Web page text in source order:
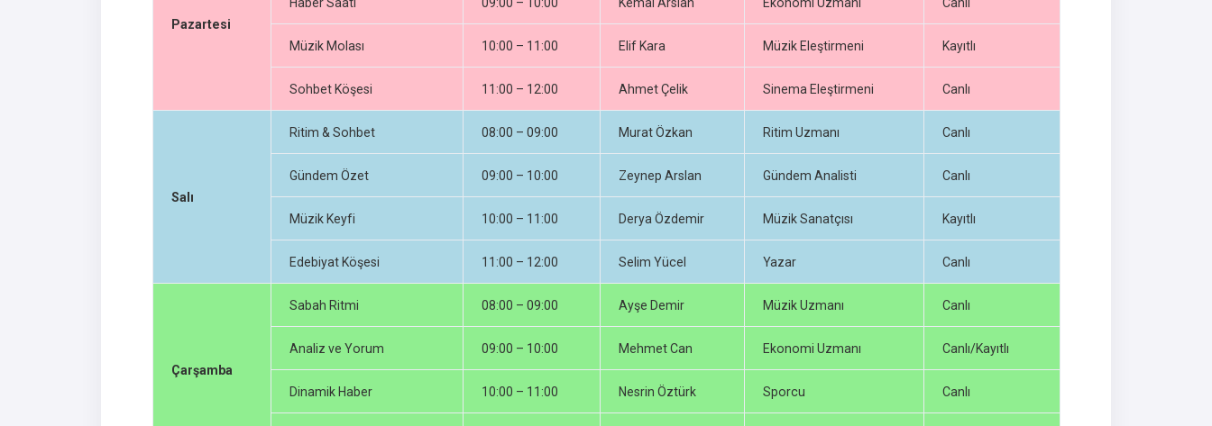
Pazartesi
Müzik Molası 10:00 – 11:00 Elif Kara Müzik Eleştirmeni Kayıtlı
Sohbet Köşesi 11:00 – 12:00 Ahmet Çelik Sinema Eleştirmeni Canlı
Salı
Ritim & Sohbet 08:00 – 09:00 Murat Özkan Ritim Uzmanı Canlı
Gündem Özet 09:00 – 10:00 Zeynep Arslan Gündem Analisti Canlı
Müzik Keyfi 10:00 – 11:00 Derya Özdemir Müzik Sanatçısı Kayıtlı
Edebiyat Köşesi 11:00 – 12:00 Selim Yücel Yazar Canlı
Çarşamba
Sabah Ritmi 08:00 – 09:00 Ayşe Demir Müzik Uzmanı Canlı
Analiz ve Yorum 09:00 – 10:00 Mehmet Can Ekonomi Uzmanı Canlı/Kayıtlı
Dinamik Haber 10:00 – 11:00 Nesrin Öztürk Sporcu Canlı